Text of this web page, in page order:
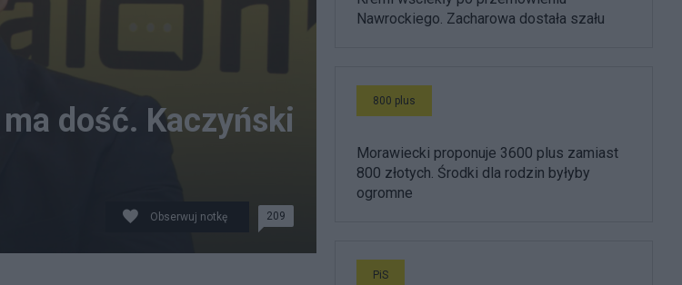
dość. Kaczyński
Obserwuj notkę 209
Nawrockiego. Zacharowa dostała szału
800 plus
Morawiecki proponuje 3600 plus zamiast
800 złotych. Środki dla rodzin byłyby
ogromne
PiS